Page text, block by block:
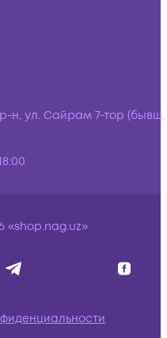
н, ул. Сайрам 7-тор (бывш.
«shop.nag.uz»